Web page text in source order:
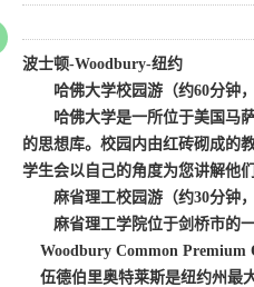
波士顿-Woodbury-纽约
哈佛大学校园游 （约60分钟
哈佛大学是一所位于美国马
的思想库。校园内由红砖砌成的
学生会以自己的角度为您讲解他
麻省理工校园游（约30分钟
麻省理工学院位于剑桥市的
Woodbury Common Premium
伍德伯里奥特莱斯是纽约州最